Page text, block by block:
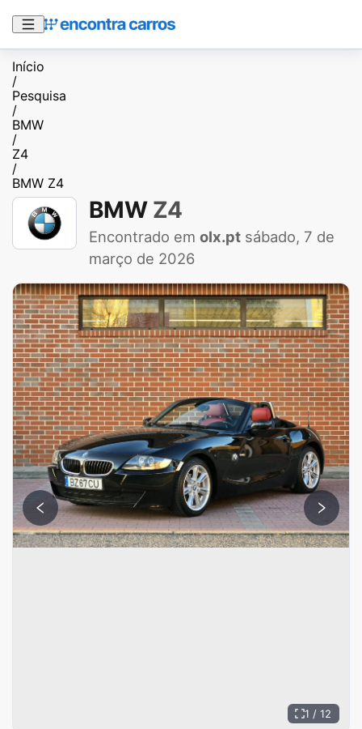
Início
/
Pesquisa
/
BMW
/
Z4
/
BMW Z4
BMW Z4
Encontrado em olx.pt sábado, 7 de
março de 2026
1 / 12